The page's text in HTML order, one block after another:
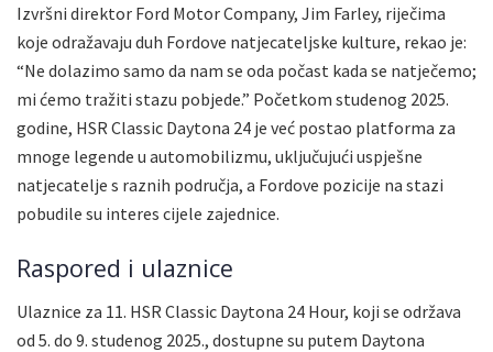
Izvršni direktor Ford Motor Company, Jim Farley, riječima
koje odražavaju duh Fordove natjecateljske kulture, rekao je:
“Ne dolazimo samo da nam se oda počast kada se natječemo;
mi ćemo tražiti stazu pobjede.” Početkom studenog 2025.
godine, HSR Classic Daytona 24 je već postao platforma za
mnoge legende u automobilizmu, uključujući uspješne
natjecatelje s raznih područja, a Fordove pozicije na stazi
pobudile su interes cijele zajednice.
Raspored i ulaznice
Ulaznice za 11. HSR Classic Daytona 24 Hour, koji se održava
od 5. do 9. studenog 2025., dostupne su putem Daytona